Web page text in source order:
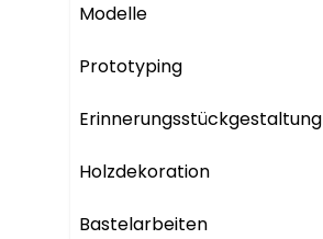
Modelle
Prototyping
Erinnerungsstückgestaltung
Holzdekoration
Bastelarbeiten